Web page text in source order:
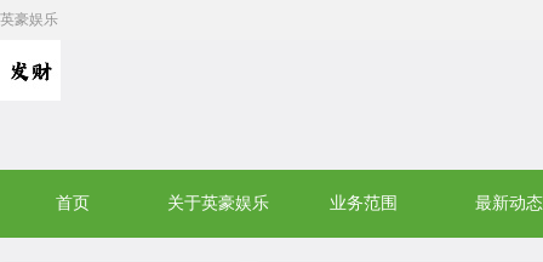
英豪娱乐
首页 关于英豪娱乐 业务范围 最新动态